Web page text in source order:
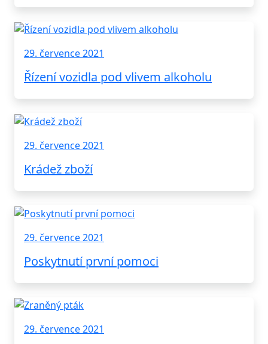
29. července 2021
Řízení vozidla pod vlivem alkoholu
29. července 2021
Krádež zboží
29. července 2021
Poskytnutí první pomoci
29. července 2021